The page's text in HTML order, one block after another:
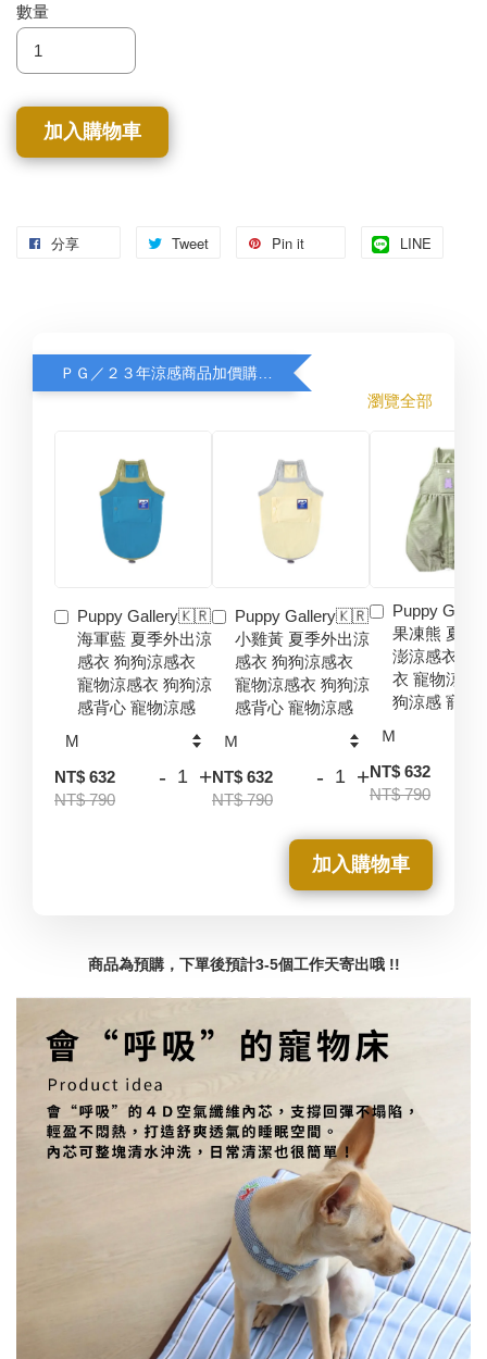
數量
加入購物車
分享 Tweet Pin it LINE
瀏覽全部
Puppy Gallery🇰🇷
海軍藍 夏季外出涼
感衣 狗狗涼感衣
寵物涼感衣 狗狗涼
感背心 寵物涼感
NT$ 632
NT$ 790
- +
Puppy Gallery🇰🇷
小雞黃 夏季外出涼
感衣 狗狗涼感衣
寵物涼感衣 狗狗涼
感背心 寵物涼感
NT$ 632
NT$ 790
- +
Puppy
果凍熊 夏季
澎涼感衣 狗
衣 寵物涼感
狗涼感 寵物
NT$ 632
NT$ 790
加入購物車
商品為預購，下單後預計3-5個工作天寄出哦 !!